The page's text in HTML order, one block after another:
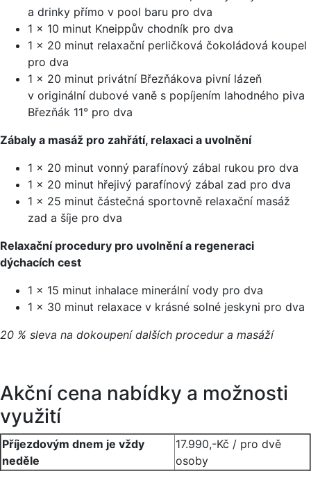
a drinky přímo v pool baru pro dva
1 x 10 minut Kneippův chodník pro dva
1 x 20 minut relaxační perličková čokoládová koupel
pro dva
1 x 20 minut privátní Březňákova pivní lázeň
v originální dubové vaně s popíjením lahodného piva
Březňák 11° pro dva
Zábaly a masáž pro zahřátí, relaxaci a uvolnění
1 x 20 minut vonný parafínový zábal rukou pro dva
1 x 20 minut hřejivý parafínový zábal zad pro dva
1 x 25 minut částečná sportovně relaxační masáž
zad a šíje pro dva
Relaxační procedury pro uvolnění a regeneraci
dýchacích cest
1 x 15 minut inhalace minerální vody pro dva
1 x 30 minut relaxace v krásné solné jeskyni pro dva
20 % sleva na dokoupení dalších procedur a masáží
Akční cena nabídky a možnosti
využití
Příjezdovým dnem je vždy
neděle
17.990,-Kč / pro dvě
osoby